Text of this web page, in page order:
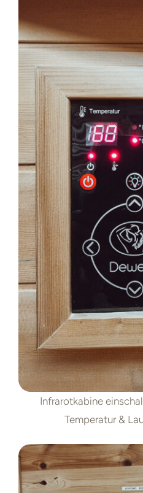
Infrarotkabine
Temperatur &